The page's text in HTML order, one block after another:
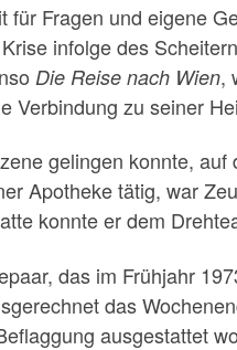
Fragen und eigene
infolge des
Die Reise nach Wien,
zu seiner
gelingen konnte,
Apotheke tätig, war
konnte er dem
das im Frühjahr
das
ausgestattet